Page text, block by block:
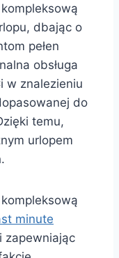
dbając o
pełen
obsługa
w znalezieniu
do
temu,
urlopem
minute
zapewniając